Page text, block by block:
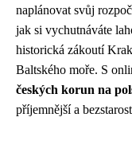
naplánovat svůj
jak si vychutnáváte
historická zákoutí
Baltského moře. S
českých korun na
příjemnější a